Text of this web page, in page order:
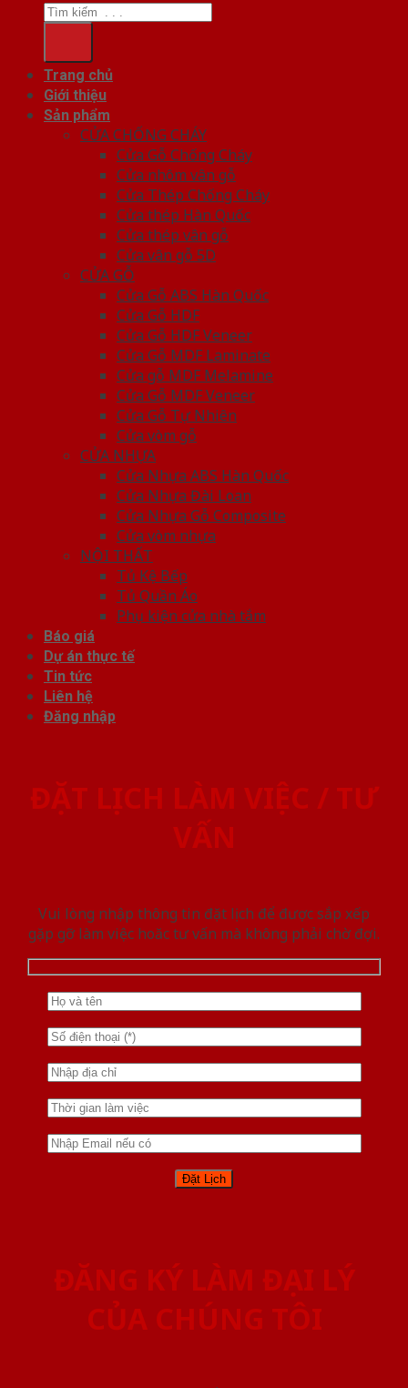
Trang chủ
Giới thiệu
Sản phẩm
CỬA CHỐNG CHÁY
Cửa Gỗ Chống Cháy
Cửa nhôm vân gỗ
Cửa Thép Chống Cháy
Cửa thép Hàn Quốc
Cửa thép vân gỗ
Cửa vân gỗ 5D
CỬA GỖ
Cửa Gỗ ABS Hàn Quốc
Cửa Gỗ HDF
Cửa Gỗ HDF Veneer
Cửa Gỗ MDF Laminate
Cửa gỗ MDF Melamine
Cửa Gỗ MDF Veneer
Cửa Gỗ Tự Nhiên
Cửa vòm gỗ
CỬA NHỰA
Cửa Nhựa ABS Hàn Quốc
Cửa Nhựa Đài Loan
Cửa Nhựa Gỗ Composite
Cửa vòm nhựa
NỘI THẤT
Tủ Kệ Bếp
Tủ Quần Áo
Phụ kiện cửa nhà tắm
Báo giá
Dự án thực tế
Tin tức
Liên hệ
Đăng nhập
ĐẶT LỊCH LÀM VIỆC / TƯ
VẤN
Vui lòng nhập thông tin đặt lịch để được sắp xếp
gặp gỡ làm việc hoăc tư vấn mà không phải chờ đợi.
ĐĂNG KÝ LÀM ĐẠI LÝ
CỦA CHÚNG TÔI